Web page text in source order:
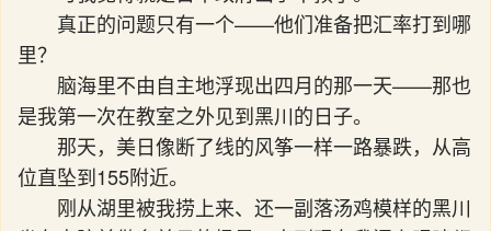
真正的问题只有一个——他们准备把汇率打到哪
里？
脑海里不由自主地浮现出四月的那一天——那也
是我第一次在教室之外见到黑川的日子。
那天，美日像断了线的风筝一样一路暴跌，从高
位直坠到155附近。
刚从湖里被我捞上来、还一副落汤鸡模样的黑川